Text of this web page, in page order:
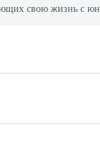
свою жизнь с